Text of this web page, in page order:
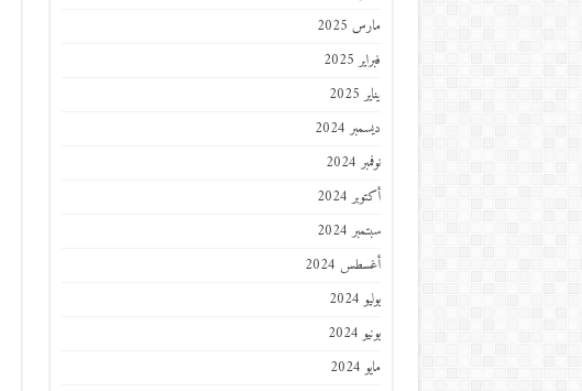
مارس 2025
فبراير 2025
يناير 2025
ديسمبر 2024
نوفمبر 2024
أكتوبر 2024
سبتمبر 2024
أغسطس 2024
يوليو 2024
يونيو 2024
مايو 2024